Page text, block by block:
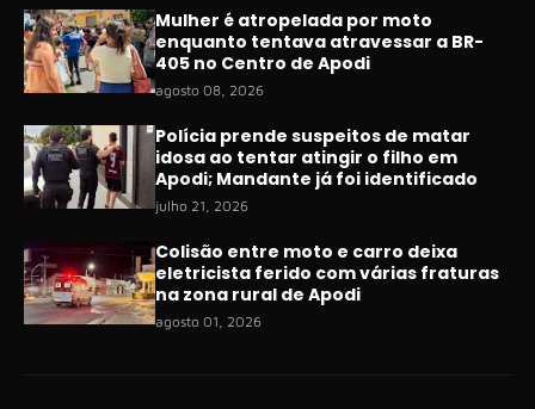
Mulher é atropelada por moto
enquanto tentava atravessar a BR-
405 no Centro de Apodi
agosto 08, 2026
Polícia prende suspeitos de matar
idosa ao tentar atingir o filho em
Apodi; Mandante já foi identificado
julho 21, 2026
Colisão entre moto e carro deixa
eletricista ferido com várias fraturas
na zona rural de Apodi
agosto 01, 2026